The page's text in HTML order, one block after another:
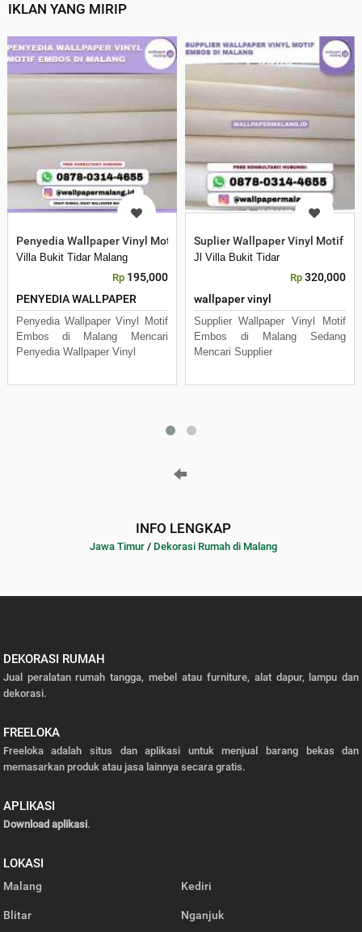
IKLAN YANG MIRIP
Penyedia Wallpaper Vinyl Motif Embos di Malang
Villa Bukit Tidar Malang
Rp 195,000
PENYEDIA WALLPAPER
Penyedia Wallpaper Vinyl Motif
Embos di Malang Mencari
Penyedia Wallpaper Vinyl
Suplier Wallpaper Vinyl Motif
Jl Villa Bukit Tidar
Rp 320,000
wallpaper vinyl
Supplier Wallpaper Vinyl Motif
Embos di Malang Sedang
Mencari Supplier
INFO LENGKAP
Jawa Timur / Dekorasi Rumah di Malang
DEKORASI RUMAH
Jual peralatan rumah tangga, mebel atau furniture, alat dapur, lampu dan
dekorasi.
FREELOKA
Freeloka adalah situs dan aplikasi untuk menjual barang bekas dan
memasarkan produk atau jasa lainnya secara gratis.
APLIKASI
Download aplikasi.
LOKASI
Malang Kediri
Blitar Nganjuk